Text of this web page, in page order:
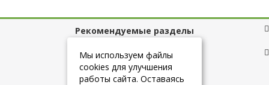
Рекомендуемые разделы
Полезные ссылки
Мы используем файлы
cookies для улучшения
работы сайта. Оставаясь